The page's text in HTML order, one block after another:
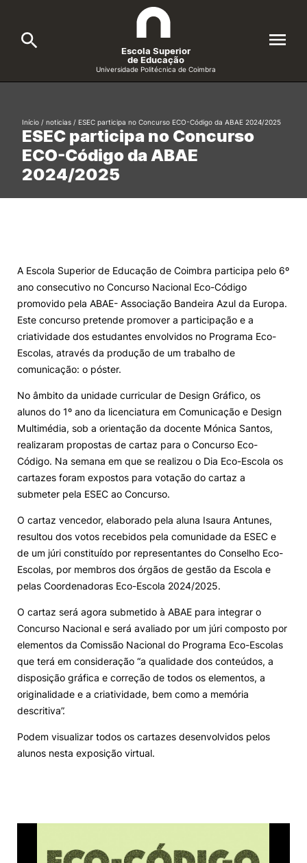
Cursos
Candidatos
Alunos
Knowledge Factory
Candidaturas
Elogio / Sugestão / Reclamação Contactos Denúncias
©2026 Instituto Politécnico de Coimbra. Todos os direitos reservados.
Escola Superior
de Educação
Universidade Politécnica de Coimbra
Search
Formative Offer
ESEC participa no Concurso
ECO-Código da ABAE
2024/2025
Início / noticias / ESEC participa no Concurso ECO-Código da ABAE 2024/2025
A Escola Superior de Educação de Coimbra participa pelo 6º
ano consecutivo no Concurso Nacional Eco-Código
promovido pela ABAE- Associação Bandeira Azul da Europa.
Este concurso pretende promover a participação e a
criatividade dos estudantes envolvidos no Programa Eco-
Escolas, através da produção de um trabalho de
comunicação: o póster.
No âmbito da unidade curricular de Design Gráfico, os
alunos do 1º ano da licenciatura em Comunicação e Design
Multimédia, sob a orientação da docente Mónica Santos,
realizaram propostas de cartaz para o Concurso Eco-
Código. Na semana em que se realizou o Dia Eco-Escola os
cartazes foram expostos para votação do cartaz a
submeter pela ESEC ao Concurso.
O cartaz vencedor, elaborado pela aluna Isaura Antunes,
resultou dos votos recebidos pela comunidade da ESEC e
de um júri constituído por representantes do Conselho Eco-
Escolas, por membros dos órgãos de gestão da Escola e
pelas Coordenadoras Eco-Escola 2024/2025.
O cartaz será agora submetido à ABAE para integrar o
Concurso Nacional e será avaliado por um júri composto por
elementos da Comissão Nacional do Programa Eco-Escolas
que terá em consideração “a qualidade dos conteúdos, a
disposição gráfica e correção de todos os elementos, a
originalidade e a criatividade, bem como a memória
descritiva”.
Podem visualizar todos os cartazes desenvolvidos pelos
alunos nesta exposição virtual.